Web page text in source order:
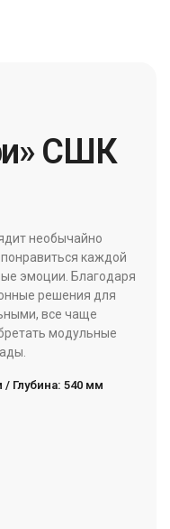
СШК
необычайно
каждой
эмоции. Благодаря
решения для
все чаще
модульные
Глубина: 540 мм